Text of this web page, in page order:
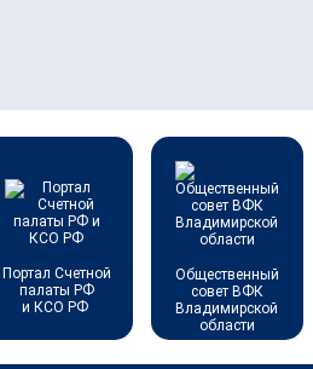
Портал Счетной
палаты РФ
и КСО РФ
Общественный
совет ВФК
Владимирской
области